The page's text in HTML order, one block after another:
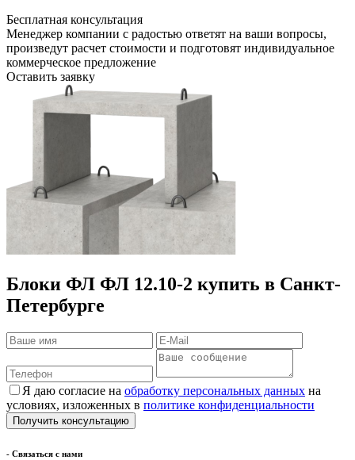
Бесплатная консультация
Менеджер компании с радостью ответят на ваши вопросы,
произведут расчет стоимости и подготовят индивидуальное
коммерческое предложение
Оставить заявку
Блоки ФЛ ФЛ 12.10-2 купить в Санкт-
Петербурге
Я даю согласие на обработку персональных данных на
условиях, изложенных в политике конфиденциальности
- Cвязаться с нами